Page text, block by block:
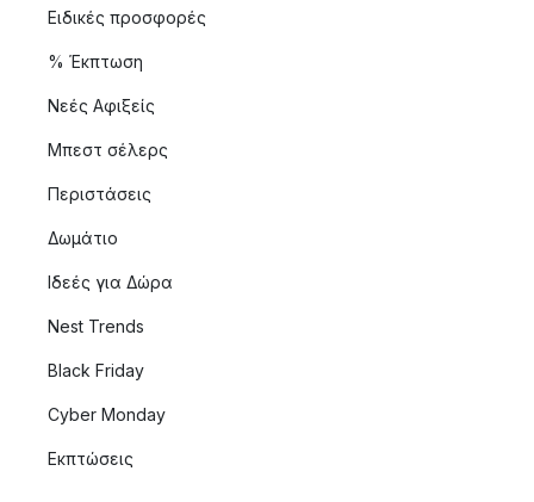
Ειδικές προσφορές
% Έκπτωση
Νεές Αφιξείς
Μπεστ σέλερς
Περιστάσεις
Δωμάτιο
Ιδεές για Δώρα
Nest Trends
Black Friday
Cyber Monday
Εκπτώσεις